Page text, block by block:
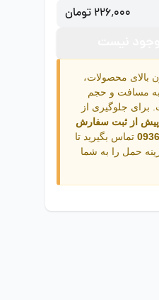
۲۲۶٬۰۰۰ تومان
بالای محصولات،
به مسافت و حجم
جلوگیری از
پیش از ثبت سفارش
تماس بگیرید تا
حمل را به شما